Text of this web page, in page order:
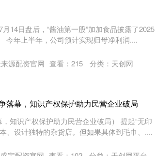
14日盘后，“酱油第一股”加加食品披露了2025
今年上半年，公司预计实现归母净利润....
源配资官网 查看： 215 分类： 天创网
落幕，知识产权保护助力民营企业破局
，知识产权保护助力民营企业破局） 提起“无印
、设计独特的杂货店。但如果具体到毛巾、....